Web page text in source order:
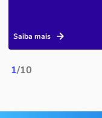
1/10
Saiba mais